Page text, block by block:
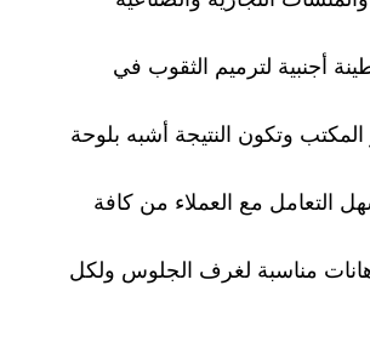
أجنبية لترميم الثقوب في
وتكون النتيجة أشبه بلوحة
التعامل مع العملاء من كافة
مناسبة لغرف الجلوس ولكل